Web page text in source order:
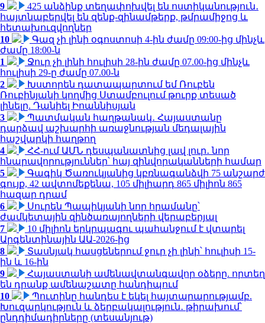
9
425 անձինք տեղափոխվել են ոստիկանություն․
հայտնաբերվել են զենք-զինամթերք, թմրամիջոց և
հետախուզվողներ
10
Գազ չի լինի օգոստոսի 4-ին ժամը 09:00-ից մինչև
ժամը 18:00-ն
1
Ջուր չի լինի հուլիսի 28-ին ժամը 07.00-ից մինչև
հուլիսի 29-ը ժամը 07.00-ն
2
Խստորեն դատապարտում եմ Ռուբեն
Ռուբինյանի կողմից Ստամբուլում թուրք տեսած
լինելը. Դանիել Իոաննիսյան
3
Պատմական հաղթանակ․ Հայաստանը
դարձավ աշխարհի առաջնության մեդալային
հաշվարկի հաղթող
4
ՀՀ-ում ԱՄՆ դեսպանատնից լավ լուր․ նոր
հնարավորություններ՝ հայ զինվորականների համար
5
Գագիկ Ծառուկյանից կբռնագանձվի 75 անշարժ
գույք, 42 ավտոմեքենա, 105 միլիարդ 865 միլիոն 865
հազար դրամ
6
Սուրեն Պապիկյանի նոր հրամանը՝
ժամկետային զինծառայողների վերաբերյալ
7
10 միլիոն երկրպագու պահանջում է վտարել
Արգենտինային ԱԱ-2026-ից
8
Տասնյակ հասցեներում ջուր չի լինի՝ հուլիսի 15-
ին և 16-ին
9
Հայաստանի ամենավտանգավոր օձերը. որտեղ
են դրանք ամենաշատը հանդիպում
10
Պուտինը հանդես է եկել հայտարարությամբ.
Խուզարկություն և ձերբակալություն․ թիրախում՝
ընդդիմադիրները (տեսանյութ)